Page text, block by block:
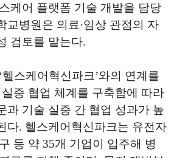
케어 플랫폼 기술 개발을 담당
교병원은 의료·임상 관점의 자
검토를 맡는다.
스케어혁신파크’와의 연계를
증 협업 체계를 구축함에 따라
과 기술 실증 간 협업 성과가 높
다. 헬스케어혁신파크는 유전자
등 약 35개 기업이 입주해 병